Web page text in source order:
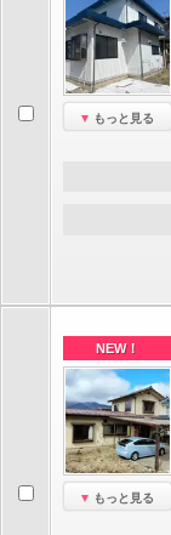
もっと見る
NEW！
もっと見る